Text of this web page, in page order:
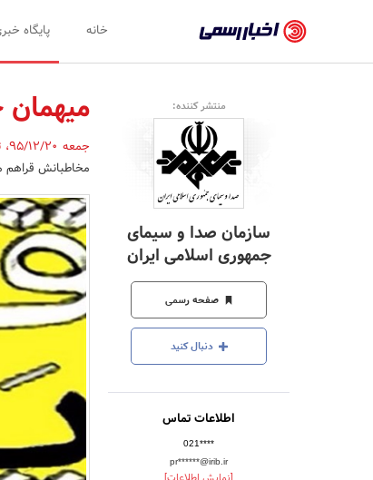
رسمی
-
اخبار
تایید
شده
شرکت‌ها،
سازمان‌ها
و
روابط
عمومی‌ها
خانه پایگاه
منتشر کننده:
سازمان صدا و سیمای
جمهوری اسلامی ایران
صفحه رسمی
دنبال کنید
اطلاعات تماس
021****
pr******@irib.ir
میهمان
جمعه 95/12/20 ،
مخاطبانش قراهم